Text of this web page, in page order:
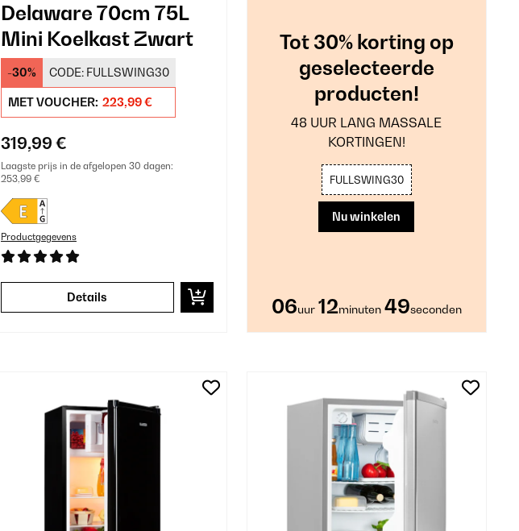
Delaware 70cm 75L
Mini Koelkast Zwart
-30% CODE: FULLSWING30
MET VOUCHER: 223,99 €
319,99 €
Laagste prijs in de afgelopen 30 dagen:
253,99 €
Productgegevens
Details
Tot 30% korting op
geselecteerde
producten!
48 UUR LANG MASSALE
KORTINGEN!
FULLSWING30
Nu winkelen
06uur 12minuten 47seconden